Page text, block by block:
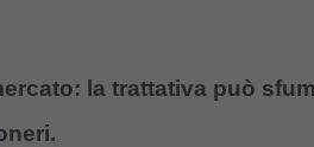
la trattativa può